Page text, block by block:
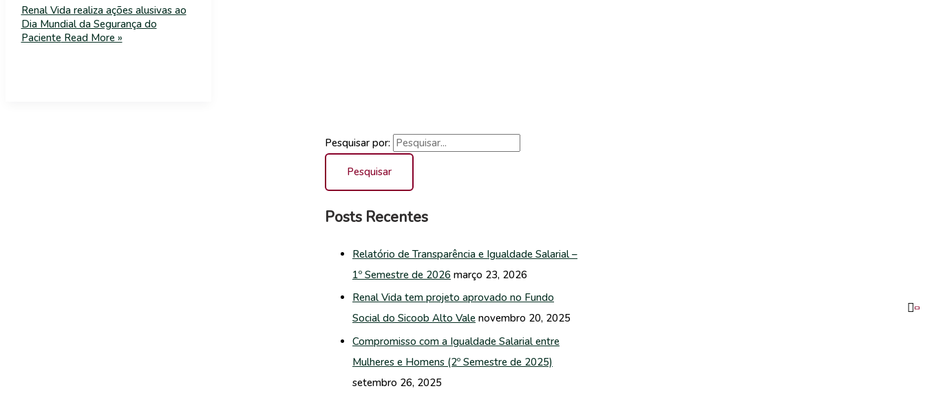
Renal Vida realiza ações alusivas ao
Dia Mundial da Segurança do
PacienteRead More »
Pesquisar por:
Posts Recentes
Relatório de Transparência e Igualdade Salarial –
1º Semestre de 2026 março 23, 2026
Renal Vida tem projeto aprovado no Fundo
Social do Sicoob Alto Vale novembro 20, 2025
Compromisso com a Igualdade Salarial entre
Mulheres e Homens (2º Semestre de 2025)
setembro 26, 2025